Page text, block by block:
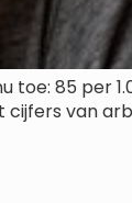
toe: 85 per
van